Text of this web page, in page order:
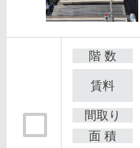
階 数
賃料
間取り
面 積